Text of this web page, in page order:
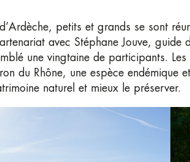
petits et grands se sont
avec Stéphane Jouve, guide
une vingtaine de participants.
du Rhône, une espèce endémique
naturel et mieux le préserver.